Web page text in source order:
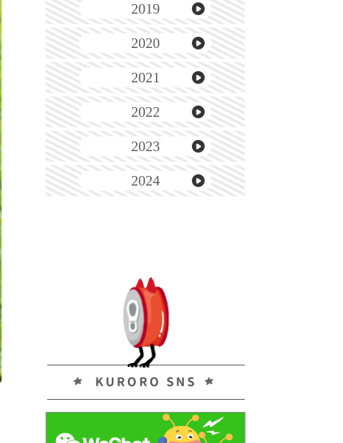
2019
2020
2021
2022
2023
2024
KURORO SNS